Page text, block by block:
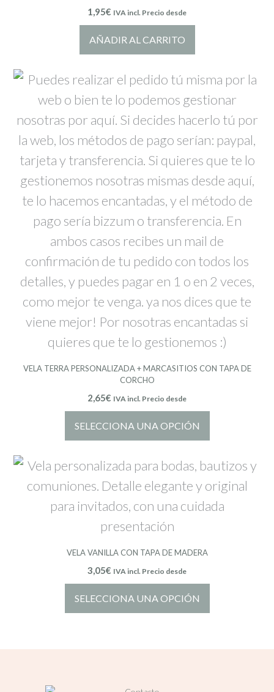
1,95€ IVA incl. Precio desde
AÑADIR AL CARRITO
VELA TERRA PERSONALIZADA + MARCASITIOS CON TAPA DE
CORCHO
2,65€ IVA incl. Precio desde
SELECCIONA UNA OPCIÓN
VELA VANILLA CON TAPA DE MADERA
3,05€ IVA incl. Precio desde
SELECCIONA UNA OPCIÓN